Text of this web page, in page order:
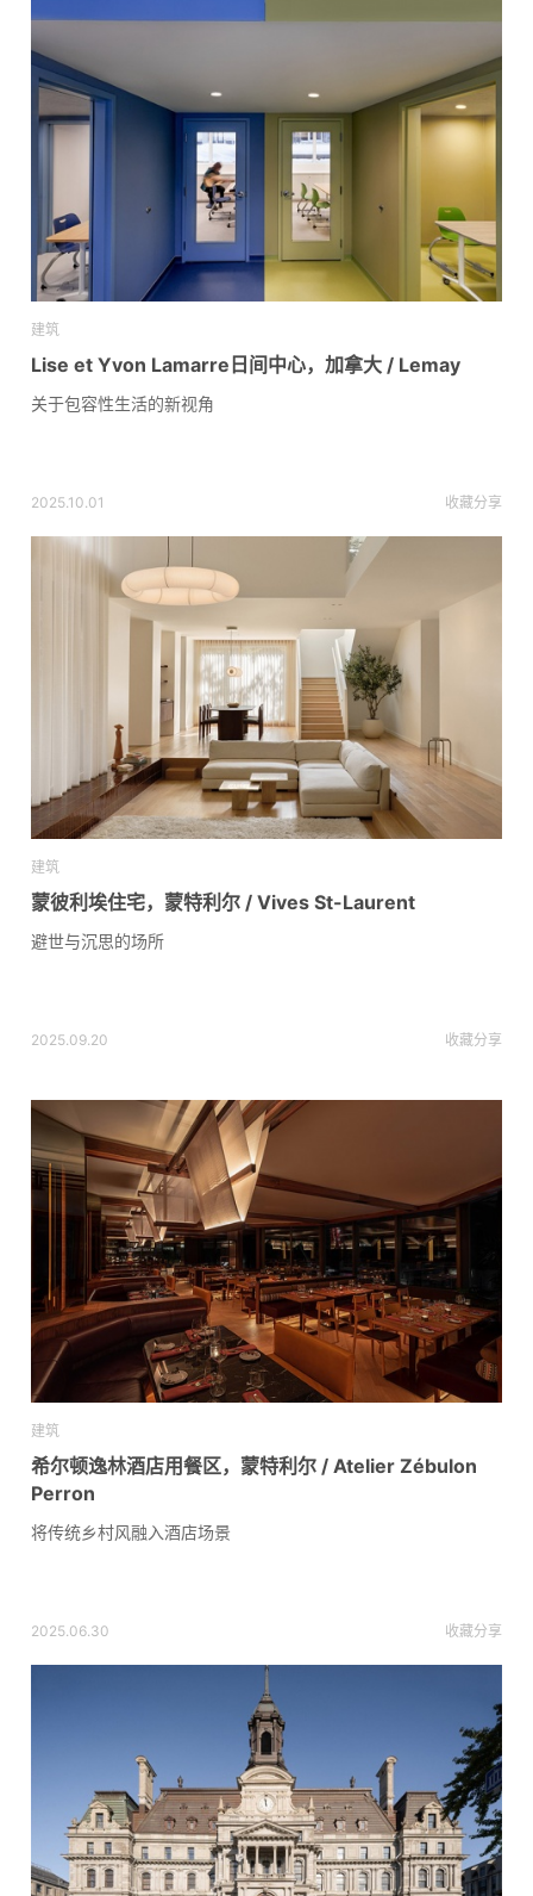
建筑
Lise et Yvon Lamarre日间中心，加拿大 / Lemay
关于包容性生活的新视角
2025.10.01 收藏分享
建筑
蒙彼利埃住宅，蒙特利尔 / Vives St-Laurent
避世与沉思的场所
2025.09.20 收藏分享
建筑
希尔顿逸林酒店用餐区，蒙特利尔 / Atelier Zébulon
Perron
将传统乡村风融入酒店场景
2025.06.30 收藏分享